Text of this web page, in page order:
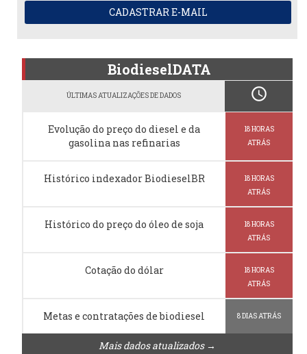
CADASTRAR E-MAIL
BiodieselDATA
ÚLTIMAS ATUALIZAÇÕES DE DADOS schedule
Evolução do preço do diesel e da
gasolina nas refinarias
18 HORAS
ATRÁS
Histórico indexador BiodieselBR
18 HORAS
ATRÁS
Histórico do preço do óleo de soja
18 HORAS
ATRÁS
Cotação do dólar
18 HORAS
ATRÁS
Metas e contratações de biodiesel 8 DIAS ATRÁS
Mais dados atualizados →